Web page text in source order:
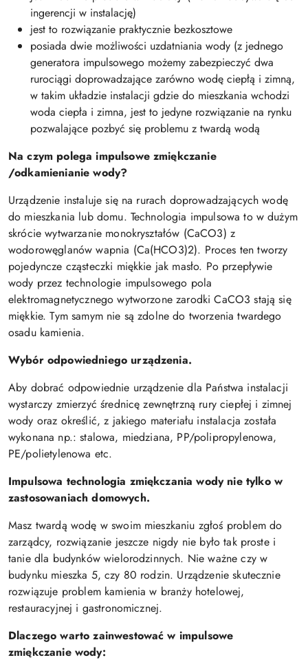
ingerencji w instalację)
jest to rozwiązanie praktycznie bezkosztowe
posiada dwie możliwości uzdatniania wody (z jednego
generatora impulsowego możemy zabezpieczyć dwa
rurociągi doprowadzające zarówno wodę ciepłą i zimną,
w takim układzie instalacji gdzie do mieszkania wchodzi
woda ciepła i zimna, jest to jedyne rozwiązanie na rynku
pozwalające pozbyć się problemu z twardą wodą
Na czym polega impulsowe zmiękczanie
/odkamienianie wody?
Urządzenie instaluje się na rurach doprowadzających wodę
do mieszkania lub domu. Technologia impulsowa to w dużym
skrócie wytwarzanie monokryształów (CaCO3) z
wodorowęglanów wapnia (Ca(HCO3)2). Proces ten tworzy
pojedyncze cząsteczki miękkie jak masło. Po przepływie
wody przez technologie impulsowego pola
elektromagnetycznego wytworzone zarodki CaCO3 stają się
miękkie. Tym samym nie są zdolne do tworzenia twardego
osadu kamienia.
Wybór odpowiedniego urządzenia.
Aby dobrać odpowiednie urządzenie dla Państwa instalacji
wystarczy zmierzyć średnicę zewnętrzną rury ciepłej i zimnej
wody oraz określić, z jakiego materiału instalacja została
wykonana np.: stalowa, miedziana, PP/polipropylenowa,
PE/polietylenowa etc.
Impulsowa technologia zmiękczania wody nie tylko w
zastosowaniach domowych.
Masz twardą wodę w swoim mieszkaniu zgłoś problem do
zarządcy, rozwiązanie jeszcze nigdy nie było tak proste i
tanie dla budynków wielorodzinnych. Nie ważne czy w
budynku mieszka 5, czy 80 rodzin. Urządzenie skutecznie
rozwiązuje problem kamienia w branży hotelowej,
restauracyjnej i gastronomicznej.
Dlaczego warto zainwestować w impulsowe
zmiękczanie wody: